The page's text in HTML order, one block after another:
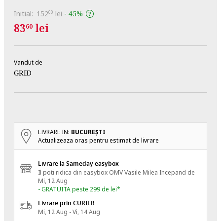
Initial: 15200 lei - 45%
8360 lei
Vandut de
GRID
LIVRARE IN: BUCUREŞTI
Actualizeaza oras pentru estimat de livrare
Livrare la Sameday easybox
Il poti ridica din easybox OMV Vasile Milea Incepand de
Mi, 12 Aug
- GRATUITA peste 299 de lei*
Livrare prin CURIER
Mi, 12 Aug - Vi, 14 Aug